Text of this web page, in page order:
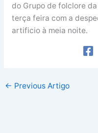
do Grupo de folclore
terça feira com a
artificio à meia noite.
← Previous Artigo